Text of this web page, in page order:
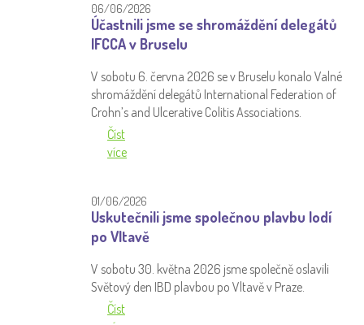
06/06/2026
Účastnili jsme se shromáždění delegátů
IFCCA v Bruselu
V sobotu 6. června 2026 se v Bruselu konalo Valné
shromáždění delegátů International Federation of
Crohn’s and Ulcerative Colitis Associations.
Číst
více
01/06/2026
Uskutečnili jsme společnou plavbu lodí
po Vltavě
V sobotu 30. května 2026 jsme společně oslavili
Světový den IBD plavbou po Vltavě v Praze.
Číst